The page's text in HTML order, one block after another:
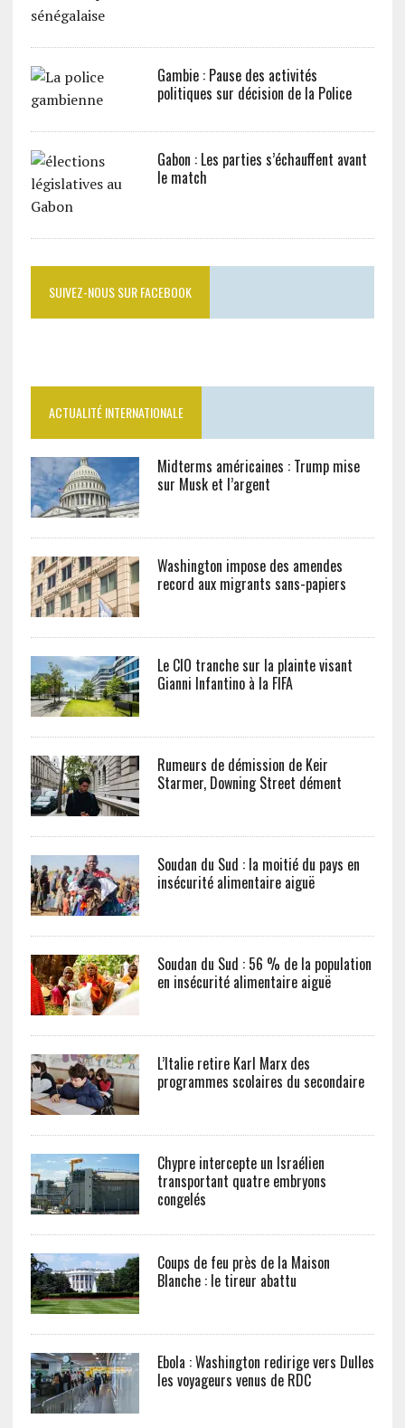
Gambie : Pause des activités
politiques sur décision de la Police
Gabon : Les parties s’échauffent avant
le match
SUIVEZ-NOUS SUR FACEBOOK
ACTUALITÉ INTERNATIONALE
Midterms américaines : Trump mise
sur Musk et l’argent
Washington impose des amendes
record aux migrants sans-papiers
Le CIO tranche sur la plainte visant
Gianni Infantino à la FIFA
Rumeurs de démission de Keir
Starmer, Downing Street dément
Soudan du Sud : la moitié du pays en
insécurité alimentaire aiguë
Soudan du Sud : 56 % de la population
en insécurité alimentaire aiguë
L’Italie retire Karl Marx des
programmes scolaires du secondaire
Chypre intercepte un Israélien
transportant quatre embryons
congelés
Coups de feu près de la Maison
Blanche : le tireur abattu
Ebola : Washington redirige vers Dulles
les voyageurs venus de RDC